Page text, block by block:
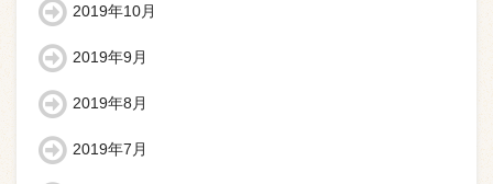
2019年10月
2019年9月
2019年8月
2019年7月